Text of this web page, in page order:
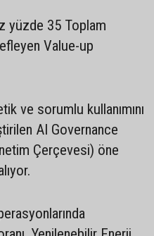
yüzde 35 Toplam
Value-up
ve sorumlu kullanımını
AI Governance
Çerçevesi) öne